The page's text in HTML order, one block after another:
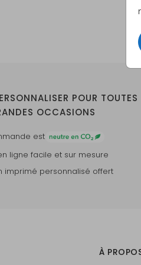
POUR TOUTES
OCCASIONS
est
ligne facile et sur mesure
imprimé personnalisé offert
À